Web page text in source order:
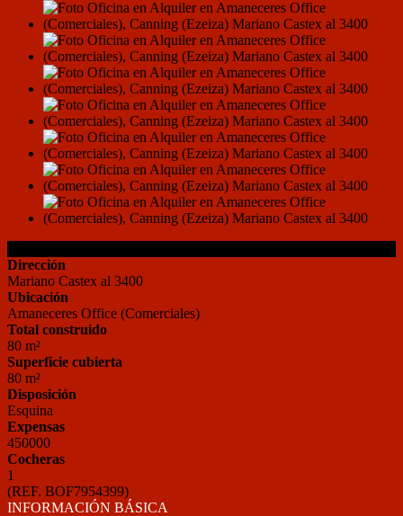
Dirección
Mariano Castex al 3400
Ubicación
Amaneceres Office (Comerciales)
Total construido
80 m²
Superficie cubierta
80 m²
Disposición
Esquina
Expensas
450000
Cocheras
1
(REF. BOF7954399)
INFORMACIÓN BÁSICA